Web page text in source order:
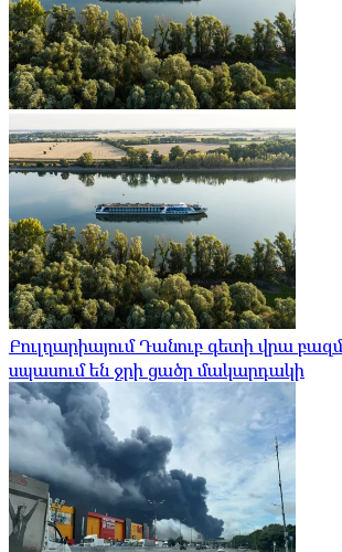
Բուլղարիայում Դանուբ գետի վրա
սպասում են ջրի ցածր մակարդակի